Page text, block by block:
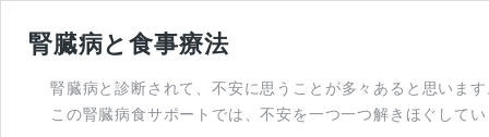
腎臓病と食事療法
腎臓病と診断されて、不安に思うことが多々あると思いま
この腎臓病食サポートでは、不安を一つ一つ解きほぐし